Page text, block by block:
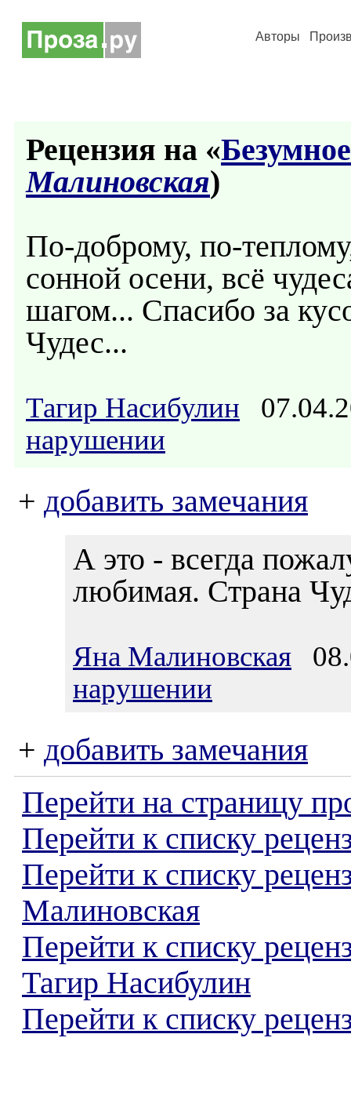
Авторы
Рецензия на «
Малиновская)
По-доброму, по-
сонной осени, всё
шагом... Спасибо за
Чудес...
Тагир Насибулин
нарушении
+ добавить замечания
А это - всегда
любимая. Страна
Яна Малиновская
нарушении
+ добавить замечания
Перейти на страницу
Перейти к списку
Перейти к списку
Малиновская
Перейти к списку
Тагир Насибулин
Перейти к списку